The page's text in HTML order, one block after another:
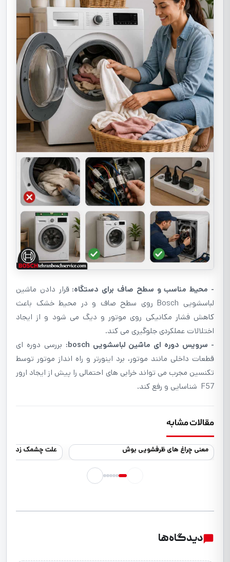
- محیط مناسب و سطح صاف برای دستگاه:قرار دادن ماشین
لباسشویی Bosch روی سطح صاف و در محیط خشک باعث
کاهش فشار مکانیکی روی موتور و دیگ می شود و از ایجاد
اختلالات عملکردی جلوگیری می کند.
- سرویس دوره ای ماشین لباسشویی bosch:
بررسی دوره ای
قطعات داخلی مانند موتور، برد اینورتر و راه انداز موتور توسط
تکنسین مجرب می تواند خرابی های احتمالی را پیش از ایجاد ارور
F57 شناسایی و رفع کند.
مقالات مشابه
معنی چراغ های ظرفشویی بوش علت چشمک زدن
دیدگاه‌ها